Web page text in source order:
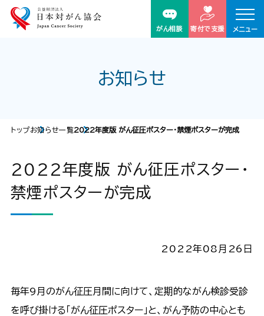
がん相談 寄付で支援 メニュー
お知らせ
トップお知らせ一覧2022年度版 がん征圧ポスター・禁煙ポスターが完成
2022年度版 がん征圧ポスター・
禁煙ポスターが完成
2022年08月26日
毎年9月のがん征圧月間に向けて、定期的ながん検診受診
を呼び掛ける「がん征圧ポスター」と、がん予防の中心とも